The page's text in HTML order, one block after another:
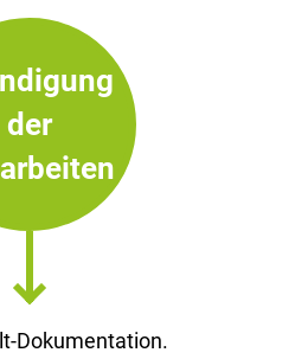
der
Dokumentation.